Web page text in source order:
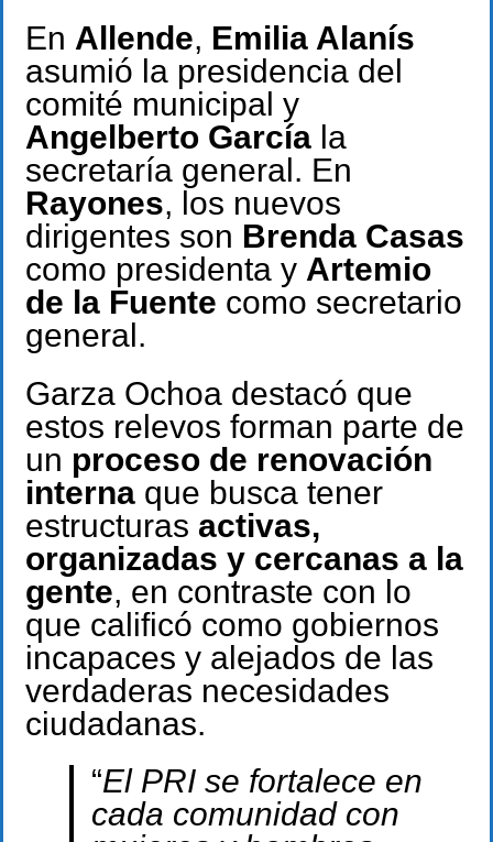
En Allende, Emilia Alanís
asumió la presidencia del
comité municipal y
Angelberto García la
secretaría general. En
Rayones, los nuevos
dirigentes son Brenda Casas
como presidenta y Artemio
de la Fuente como secretario
general.
Garza Ochoa destacó que
estos relevos forman parte de
un proceso de renovación
interna que busca tener
estructuras activas,
organizadas y cercanas a la
gente, en contraste con lo
que calificó como gobiernos
incapaces y alejados de las
verdaderas necesidades
ciudadanas.
“El PRI se fortalece en
cada comunidad con